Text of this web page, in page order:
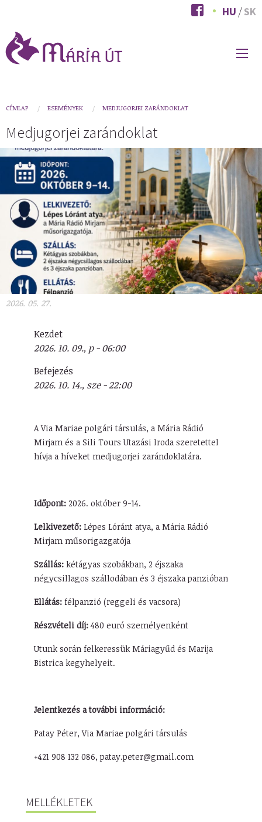
tartalomra
HU SK
You
are
CÍMLAP ESEMÉNYEK MEDJUGORJEI ZARÁNDOKLAT
Medjugorjei zarándoklat
2026. 05. 27.
Kezdet
2026. 10. 09., p - 06:00
Befejezés
2026. 10. 14., sze - 22:00
A Via Mariae polgári társulás, a Mária Rádió
Mirjam és a Sili Tours Utazási Iroda szeretettel
hívja a híveket medjugorjei zarándoklatára.
Időpont: 2026. október 9-14.
Lelkivezető: Lépes Lóránt atya, a Mária Rádió
Mirjam műsorigazgatója
Szállás:kétágyas szobákban, 2 éjszaka
négycsillagos szállodában és 3 éjszaka panzióban
Ellátás:félpanzió (reggeli és vacsora)
Részvételi díj:480 euró személyenként
Utunk során felkeressük Máriagyűd és Marija
Bistrica kegyhelyeit.
Jelentkezés a további információ:
Patay Péter, Via Mariae polgári társulás
+421 908 132 086, patay.peter@gmail.com
MELLÉKLETEK